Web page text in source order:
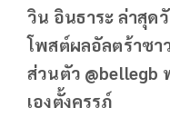
วิน อินธาระ ล่าสุด
โพสต์ผลอัลตร้าซา
ส่วนตัว @bellegb
เองตั้งครรภ์